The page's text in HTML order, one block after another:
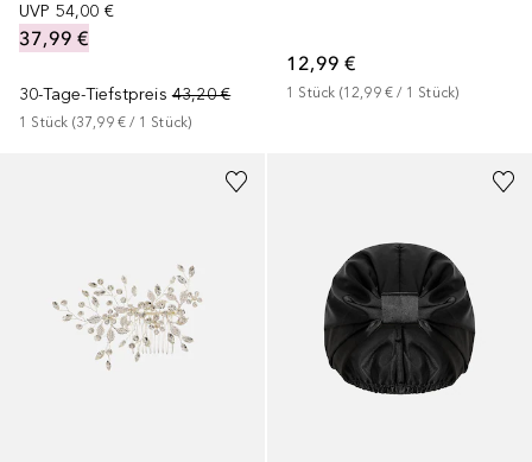
UVP 54,00 €
37,99 €
30-Tage-Tiefstpreis 43,20 €
1 Stück (37,99 € / 1 Stück)
12,99 €
1 Stück (12,99 € / 1 Stück)